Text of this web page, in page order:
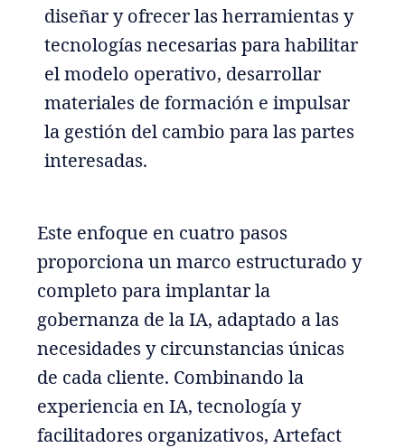
diseñar y ofrecer las herramientas y
tecnologías necesarias para habilitar
el modelo operativo, desarrollar
materiales de formación e impulsar
la gestión del cambio para las partes
interesadas.
Este enfoque en cuatro pasos
proporciona un marco estructurado y
completo para implantar la
gobernanza de la IA, adaptado a las
necesidades y circunstancias únicas
de cada cliente. Combinando la
experiencia en IA, tecnología y
facilitadores organizativos, Artefact